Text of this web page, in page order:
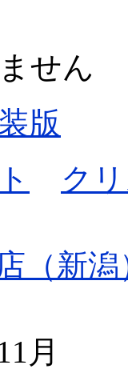
せん
版
ク
（新潟
月